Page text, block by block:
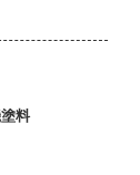
料